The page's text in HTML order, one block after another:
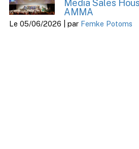
Media Sales
AMMA
Le 05/06/2026 | par Femke Potoms